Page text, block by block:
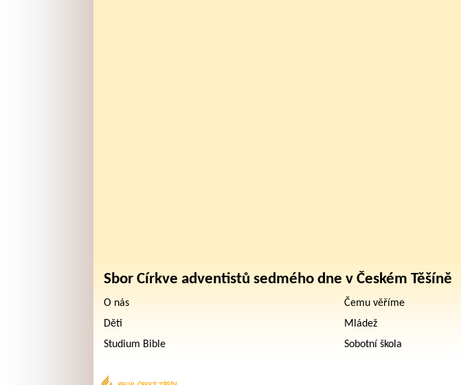
Sbor Církve adventistů sedmého dne v Českém Těšíně
O nás Čemu věříme
Děti
Mládež
Studium Bible
Sobotní škola